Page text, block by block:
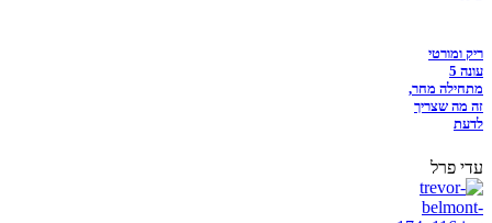
ריק ומורטי
עונה 5
מתחילה מחר,
זה מה שצריך
לדעת
עדי פרל